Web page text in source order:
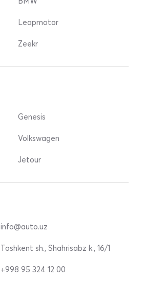
Leapmotor
Zeekr
Genesis
Volkswagen
Jetour
info@auto.uz
Toshkent sh., Shahrisabz k., 16/1
+998 95 324 12 00